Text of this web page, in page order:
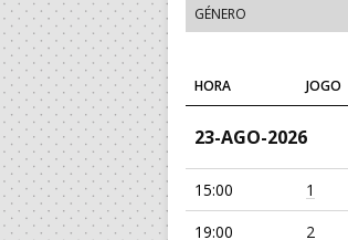
HORA JOGO
23-AGO-2026
15:00 1
19:00
2